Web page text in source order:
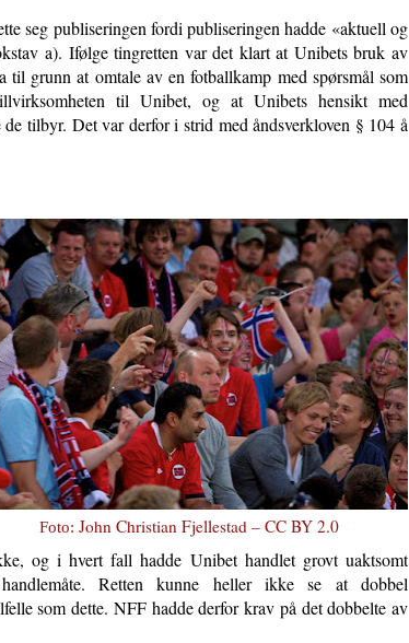
seg publiseringen fordi publiseringen hadde «aktuell og
a). Ifølge tingretten var det klart at Unibets bruk av
grunn at omtale av en fotballkamp med spørsmål som
til Unibet, og at Unibets hensikt med
tilbyr. Det var derfor i strid med åndsverkloven § 104 å
Foto: John Christian Fjellestad – CC BY 2.0
og i hvert fall hadde Unibet handlet grovt uaktsomt
Retten kunne heller ikke se at dobbel
som dette. NFF hadde derfor krav på det dobbelte av